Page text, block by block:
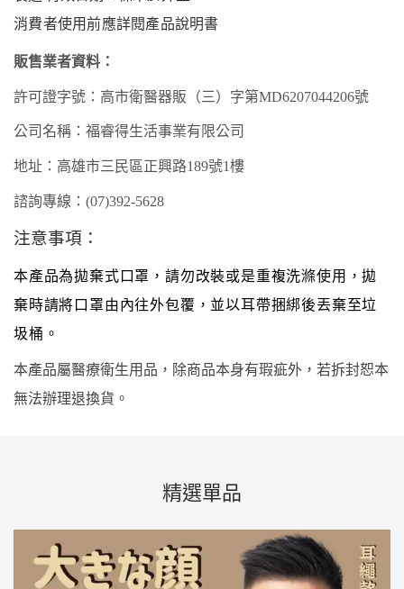
消費者使用前應詳閱產品說明書
販售業者資料：
許可證字號：高市衛醫器販（三）字第MD6207044206號
公司名稱：福睿得生活事業有限公司
地址：高雄市三民 區正興路189號1樓
諮詢專線： (07)392-5628
注意事項：
本產品為拋棄式口罩，請勿改裝或是重複洗滌使用，拋
棄時請將口罩由內往外包覆，並以耳帶捆綁後丟棄至垃
圾桶。
本產品屬醫療衛生用品，除商品本身有瑕疵外，若拆封恕本
無法辦理退換貨。
精選單品